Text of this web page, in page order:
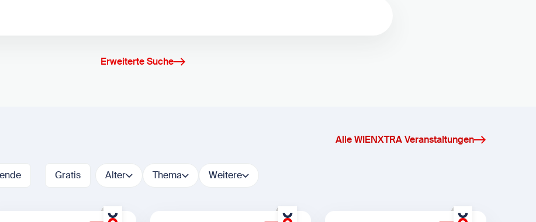
Erweiterte Suche
Alle WIENXTRA Veranstaltungen
Gratis Alter Thema Weitere